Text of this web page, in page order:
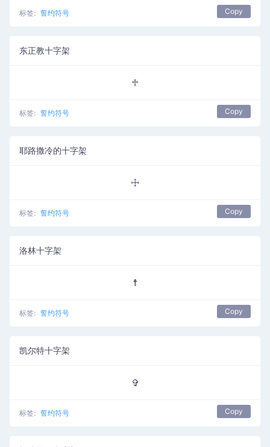
标签: 誓约符号 Copy
东正教十字架
♱
标签: 誓约符号 Copy
耶路撒冷的十字架
☩
标签: 誓约符号 Copy
洛林十字架
☨
标签: 誓约符号 Copy
凯尔特十字架
✞
标签: 誓约符号 Copy